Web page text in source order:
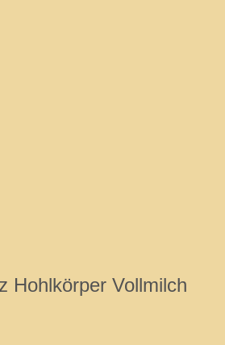
Hohlkörper Vollmilch